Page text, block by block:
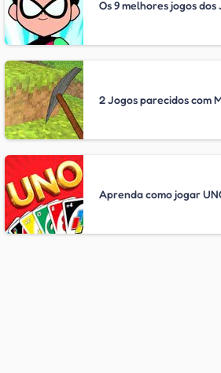
Os 9 melhores jogos
2 Jogos parecidos com
Aprenda como jogar